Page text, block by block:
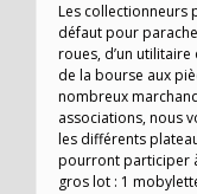
Les collectionneurs
défaut pour
roues, d’un
de la bourse aux
nombreux
associations, nous
les différents
pourront participer
gros lot : 1